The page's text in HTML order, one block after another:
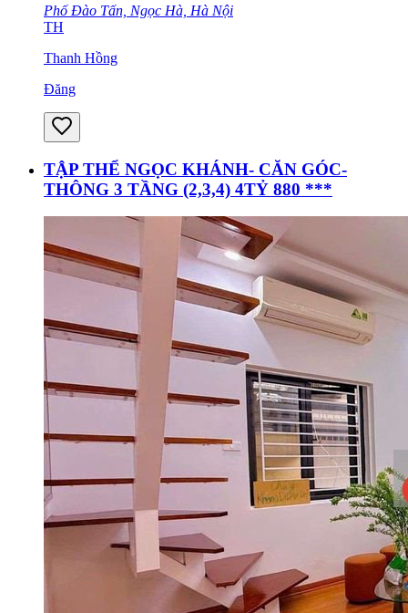
Phố Đào Tấn, Ngọc Hà, Hà Nội
TH
Thanh Hồng
Đăng
TẬP THỂ NGỌC KHÁNH- CĂN GÓC-
THÔNG 3 TẦNG (2,3,4) 4TỶ 880 ***